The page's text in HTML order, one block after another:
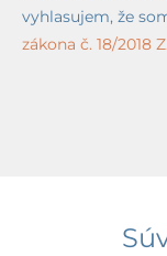
vyhlasujem, že
zákona č. 18/2018